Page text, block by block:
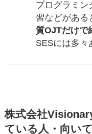
プログラミン
習などがある
質OJTだけで
SESには多々
株式会社
ている人・向い